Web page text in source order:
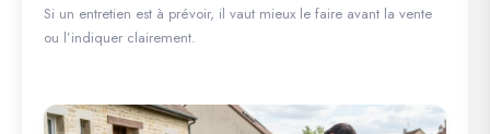
Si un entretien est à prévoir, il vaut mieux le faire avant la vente
ou l’indiquer clairement.